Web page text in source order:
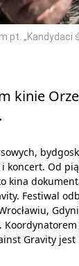
pt. „Kandydaci
kinie
koncert. Od
kina
Festiwal
Gravity